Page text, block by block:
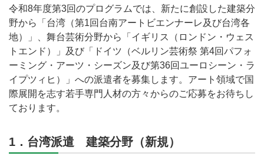
令和8年度第3回のプログラムでは、新たに創設した建築分
野から「台湾（第1回台南アートビエンナーレ及び台湾各
地）」、舞台芸術分野から「イギリス（ロンドン・ウェス
トエンド）」及び「ドイツ（ベルリン芸術祭 第4回パフォ
ーミング・アーツ・シーズン及び第36回ユーロシーン・ラ
イプツィヒ）」への派遣者を募集します。アート領域で国
際展開を志す若手専門人材の方々からのご応募をお待ちし
ております。
1．台湾派遣 建築分野（新規）